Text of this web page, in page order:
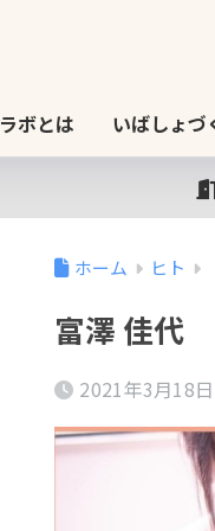
ボとは いばしょづ
ホーム ヒト
富澤 佳代
2021年3月18日